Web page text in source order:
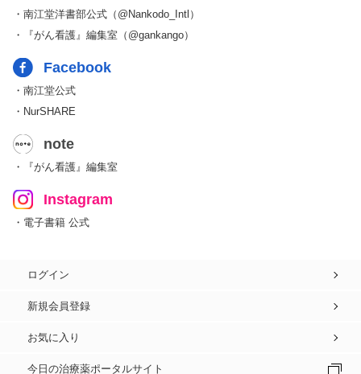
・南江堂洋書部公式（@Nankodo_Intl）
・『がん看護』編集室（@gankango）
Facebook
・南江堂公式
・NurSHARE
note
・『がん看護』編集室
Instagram
・電子書籍 公式
ログイン
新規会員登録
お気に入り
今日の治療薬ポータルサイト